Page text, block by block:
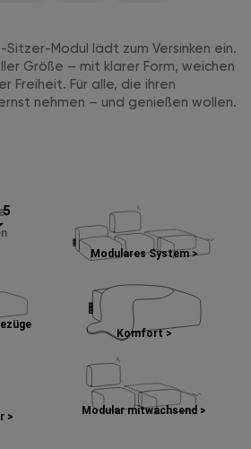
Modul lädt zum Versinken ein.
Größe – mit klarer Form, weichen
Freiheit. Für alle, die ihren
nehmen – und genießen wollen.
Modulares System >
Komfort >
>
Modular mitwachsend >